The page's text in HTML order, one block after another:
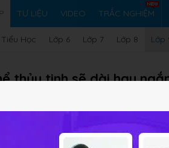
TƯ LIỆU VIDEO TRẮC NGHIỆM
Tiểu Học Lớp 6 Lớp 7 Lớp 8 Lớp
thủy tinh sẽ dài hay